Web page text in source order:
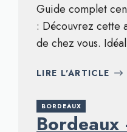
Guide complet
: Découvrez cette
de chez vous.
LIRE L'ARTICLE
BORDEAUX